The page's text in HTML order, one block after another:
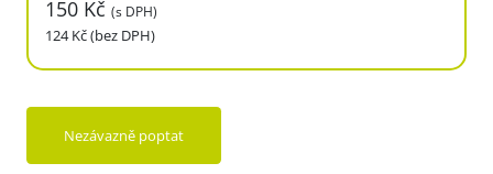
150 Kč(s DPH)
124 Kč (bez DPH)
Nezávazně poptat